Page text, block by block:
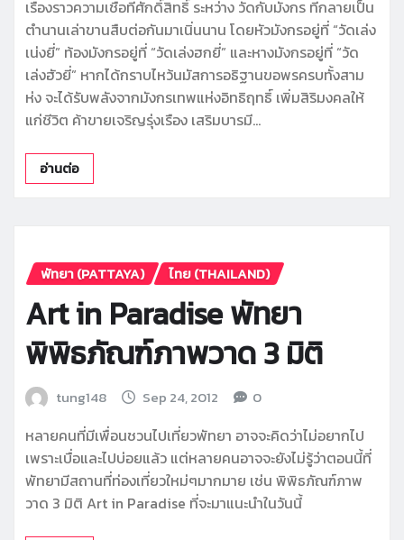
เรื่องราวความเชื่อที่ศักดิ์สิทธิ์ ระหว่าง วัดกับมังกร ที่กลายเป็น
ตำนานเล่าขานสืบต่อกันมาเนิ่นนาน โดยหัวมังกรอยู่ที่ “วัดเล่ง
เน่งยี่” ท้องมังกรอยู่ที่ “วัดเล่งฮกยี่” และหางมังกรอยู่ที่ “วัด
เล่งฮัวยี่” หากได้กราบไหว้นมัสการอธิฐานขอพรครบทั้งสาม
ห่ง จะได้รับพลังจากมังกรเทพแห่งอิทธิฤทธิ์ เพิ่มสิริมงคลให้
แก่ชีวิต ค้าขายเจริญรุ่งเรือง เสริมบารมี…
อ่านต่อ
พัทยา (PATTAYA) ไทย (THAILAND)
Art in Paradise พัทยา
พิพิธภัณฑ์ภาพวาด 3 มิติ
tung148 Sep 24, 2012 0
หลายคนที่มีเพื่อนชวนไปเที่ยวพัทยา อาจจะคิดว่าไม่อยากไป
เพราะเบื่อและไปบ่อยแล้ว แต่หลายคนอาจจะยังไม่รู้ว่าตอนนี้ที่
พัทยามีสถานที่ท่องเที่ยวใหม่ๆมากมาย เช่น พิพิธภัณฑ์ภาพ
วาด 3 มิติ Art in Paradise ที่จะมาแนะนำในวันนี้